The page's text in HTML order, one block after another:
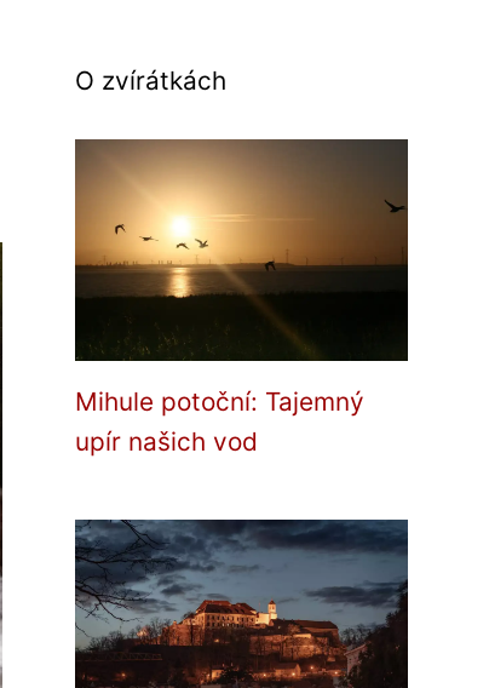
O zvírátkách
Mihule potoční: Tajemný
upír našich vod